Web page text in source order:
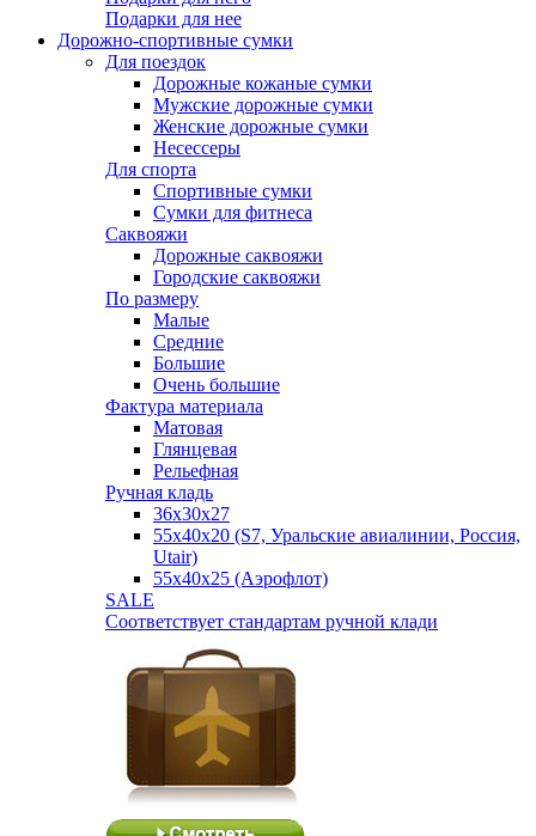
Подарки для нее
Дорожно-спортивные сумки
Для поездок
Дорожные кожаные сумки
Мужские дорожные сумки
Женские дорожные сумки
Несессеры
Для спорта
Спортивные сумки
Сумки для фитнеса
Саквояжи
Дорожные саквояжи
Городские саквояжи
По размеру
Малые
Средние
Большие
Очень большие
Фактура материала
Матовая
Глянцевая
Рельефная
Ручная кладь
36х30x27
55х40х20 (S7, Уральские авиалинии, Россия,
Utair)
55х40х25 (Аэрофлот)
SALE
Соответствует стандартам ручной клади